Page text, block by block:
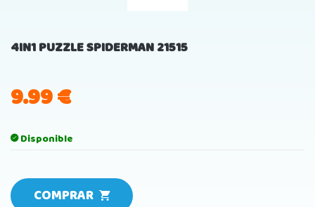
4IN1 PUZZLE SPIDERMAN 21515
9.99€
Disponible
COMPRAR